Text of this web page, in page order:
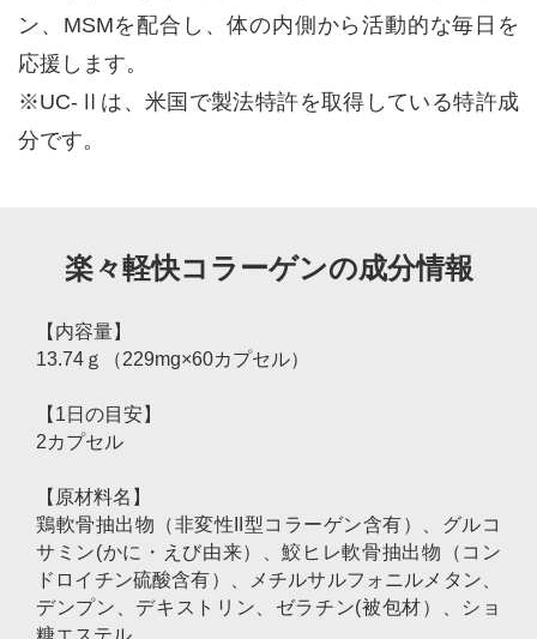
ン、MSMを配合し、体の内側から活動的な毎日を
応援します。
※UC-Ⅱは、米国で製法特許を取得している特許成
分です。
楽々軽快コラーゲンの成分情報
【内容量】
13.74ｇ（229mg×60カプセル）
【1日の目安】
2カプセル
【原材料名】
鶏軟骨抽出物（非変性II型コラーゲン含有）、グルコ
サミン(かに・えび由来）、鮫ヒレ軟骨抽出物（コン
ドロイチン硫酸含有）、メチルサルフォニルメタン、
デンプン、デキストリン、ゼラチン(被包材）、ショ
糖エステル